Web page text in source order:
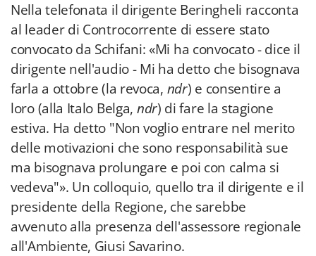
Nella telefonata il dirigente Beringheli racconta
al leader di Controcorrente di essere stato
convocato da Schifani: «Mi ha convocato - dice il
dirigente nell'audio - Mi ha detto che bisognava
farla a ottobre (la revoca, ndr) e consentire a
loro (alla Italo Belga, ndr) di fare la stagione
estiva. Ha detto "Non voglio entrare nel merito
delle motivazioni che sono responsabilità sue
ma bisognava prolungare e poi con calma si
vedeva"». Un colloquio, quello tra il dirigente e il
presidente della Regione, che sarebbe
avvenuto alla presenza dell'assessore regionale
all'Ambiente, Giusi Savarino.